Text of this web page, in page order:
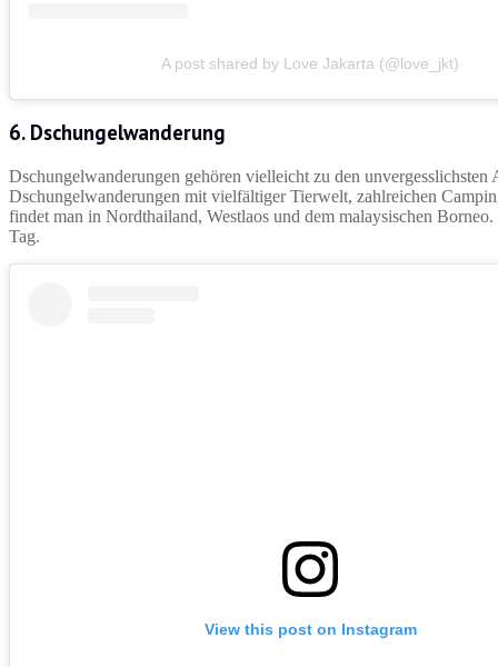
A post shared by Love Jakarta (@love_jkt)
6. Dschungelwanderung
Dschungelwanderungen gehören vielleicht zu den
Dschungelwanderungen mit vielfältiger Tierwelt, zahlreichen
findet man in Nordthailand, Westlaos und dem malaysischen
Tag.
View this post on Instagram